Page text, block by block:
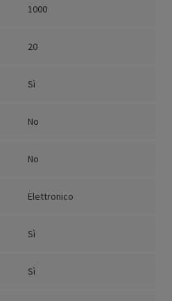
1000
20
Sì
No
No
Elettronico
Sì
Sì